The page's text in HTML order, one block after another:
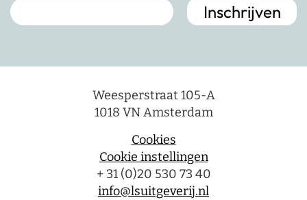
Weesperstraat 105-A
1018 VN Amsterdam
Cookies
Cookie instellingen
+ 31 (0)20 530 73 40
info@lsuitgeverij.nl